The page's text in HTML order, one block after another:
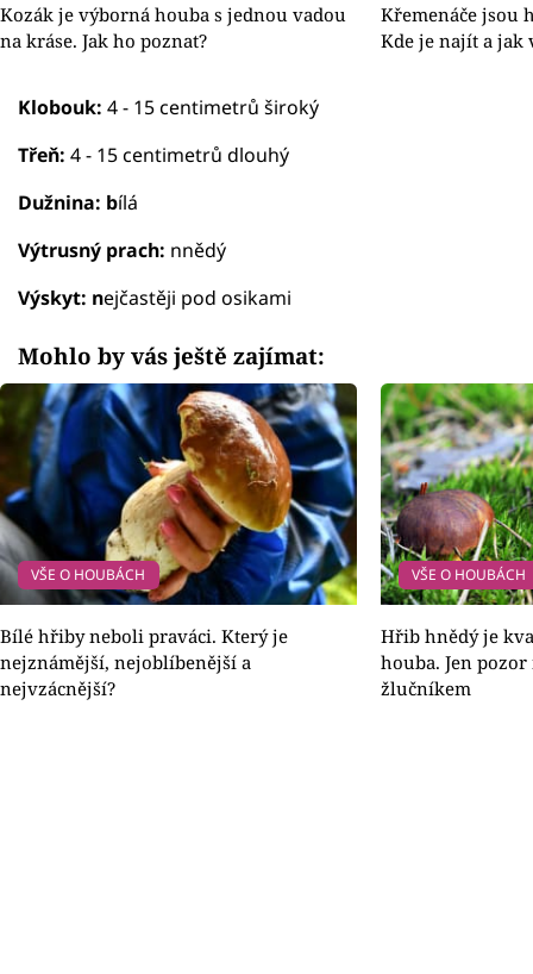
Kozák je výborná houba s jednou vadou
na kráse. Jak ho poznat?
Křemenáče jsou
Kde je najít a jak
Klobouk: 4 - 15 centimetrů široký
Třeň: 4 - 15 centimetrů dlouhý
Dužnina: bílá
Výtrusný prach: nnědý
Výskyt: nejčastěji pod osikami
Mohlo by vás ještě zajímat:
VŠE O HOUBÁCH
Bílé hřiby neboli praváci. Který je
nejznámější, nejoblíbenější a
nejvzácnější?
VŠE O HOUBÁCH
Hřib hnědý je
houba. Jen
žlučníkem